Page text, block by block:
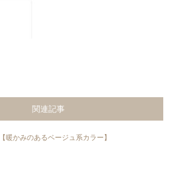
関連記事
【暖かみのあるベージュ系カラー】